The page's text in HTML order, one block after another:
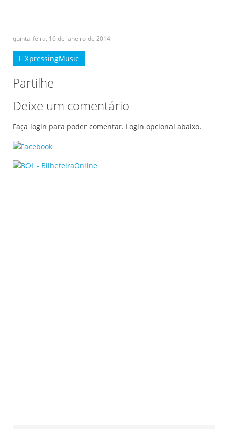
quinta-feira, 16 de janeiro de 2014
XpressingMusic
Partilhe
Deixe um comentário
Faça login para poder comentar. Login opcional abaixo.